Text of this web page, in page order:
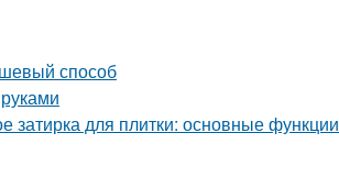
способ
затирка для плитки: основные функции